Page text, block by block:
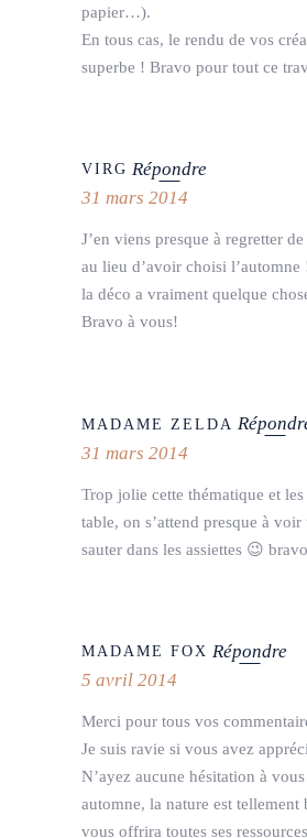
papier…).
En tous cas, le rendu de vos
superbe ! Bravo pour tout ce
VIRG Répondre
31 mars 2014
J’en viens presque à regretter
au lieu d’avoir choisi l’automne
la déco a vraiment quelque
Bravo à vous!
MADAME ZELDA
31 mars 2014
Trop jolie cette thématique et les
table, on s’attend presque à
sauter dans les assiettes 😉
MADAME FOX Répondre
5 avril 2014
Merci pour tous vos
Je suis ravie si vous avez
N’ayez aucune hésitation à
automne, la nature est tellement
vous offrira toutes ses